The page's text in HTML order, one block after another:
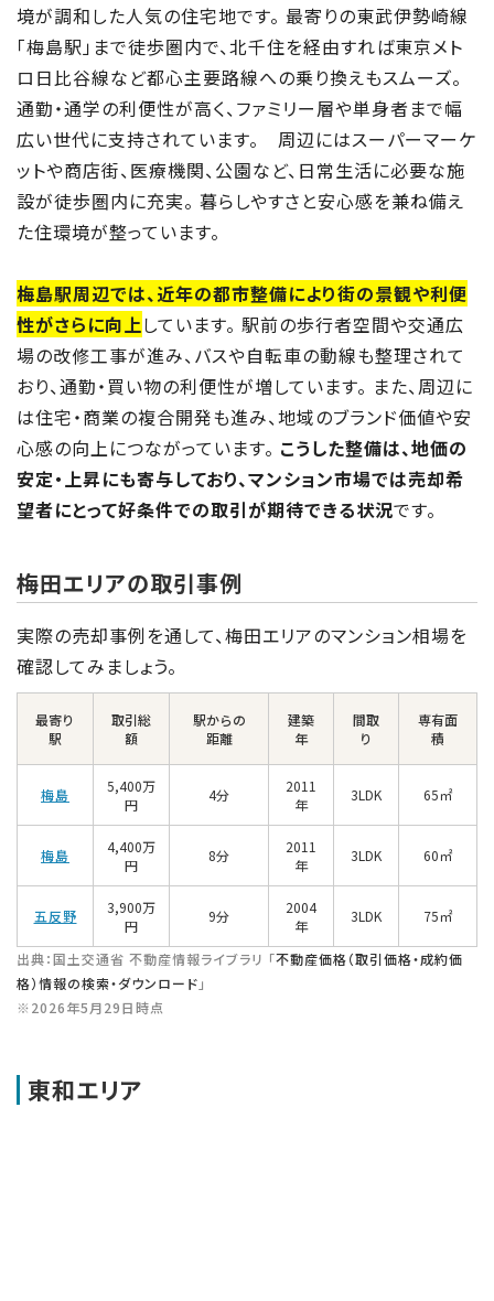
境が調和した人気の住宅地です。 最寄りの東武伊勢崎線
「梅島駅」まで徒歩圏内で、北千住を経由すれば東京メト
ロ日比谷線など都心主要路線への乗り換えもスムーズ。
通勤・通学の利便性が高く、ファミリー層や単身者まで幅
広い世代に支持されています。 周辺にはスーパーマーケ
ットや商店街、医療機関、公園など、日常生活に必要な施
設が徒歩圏内に充実。 暮らしやすさと安心感を兼ね備え
た住環境が整っています。
梅島駅周辺では、近年の都市整備により街の景観や利便
性がさらに向上しています。 駅前の歩行者空間や交通広
場の改修工事が進み、バスや自転車の動線も整理されて
おり、通勤・買い物の利便性が増しています。 また、周辺に
は住宅・商業の複合開発も進み、地域のブランド価値や安
心感の向上につながっています。 こうした整備は、地価の
安定・上昇にも寄与しており、マンション市場では売却希
望者にとって好条件での取引が期待できる状況です。
梅田エリアの取引事例
実際の売却事例を通して、梅田エリアのマンション相場を
確認してみましょう。
最寄り
駅
取引総
額
駅からの
距離
建築
年
間取
り
専有面
積
梅島
5,400万
円
4分
2011
年
3LDK 65㎡
梅島
4,400万
円
8分
2011
年
3LDK 60㎡
五反野
3,900万
円
9分
2004
年
3LDK 75㎡
出典：国土交通省 不動産情報ライブラリ 「不動産価格（取引価格・成約価
格）情報の検索・ダウンロード 」
※2026年5月29日時点
東和エリア